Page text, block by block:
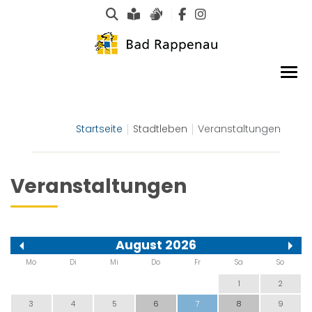
Suche
Leichte Sprache
Gebärdensprachen
Startseite Stadtleben Veranstaltungen
Veranstaltungen
August 2026
Mo Di Mi Do Fr Sa So
1
2
3
4 5 6 7 8
9